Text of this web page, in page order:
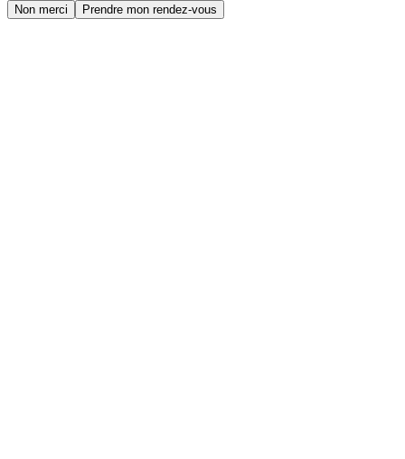
Non merci Prendre mon rendez-vous